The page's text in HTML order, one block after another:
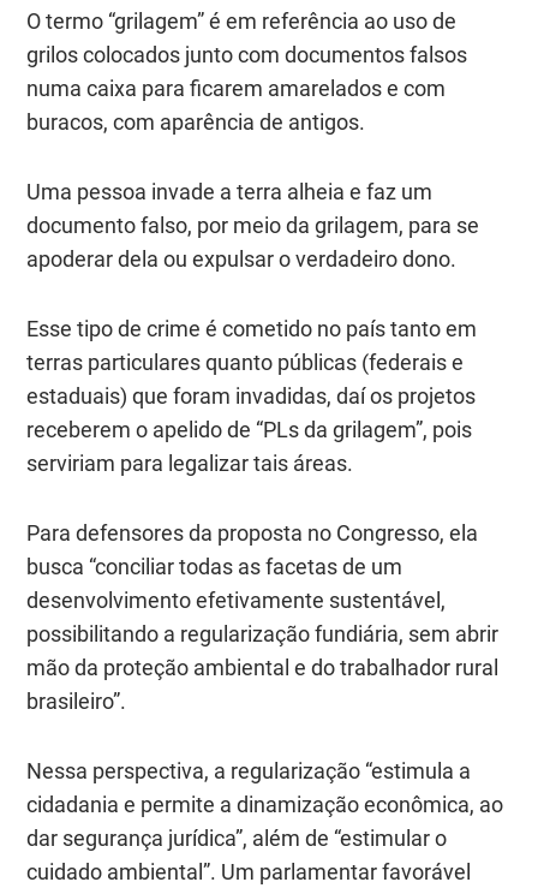
O termo “grilagem” é em referência ao uso de
grilos colocados junto com documentos falsos
numa caixa para ficarem amarelados e com
buracos, com aparência de antigos.
Uma pessoa invade a terra alheia e faz um
documento falso, por meio da grilagem, para se
apoderar dela ou expulsar o verdadeiro dono.
Esse tipo de crime é cometido no país tanto em
terras particulares quanto públicas (federais e
estaduais) que foram invadidas, daí os projetos
receberem o apelido de “PLs da grilagem”, pois
serviriam para legalizar tais áreas.
Para defensores da proposta no Congresso, ela
busca “conciliar todas as facetas de um
desenvolvimento efetivamente sustentável,
possibilitando a regularização fundiária, sem abrir
mão da proteção ambiental e do trabalhador rural
brasileiro”.
Nessa perspectiva, a regularização “estimula a
cidadania e permite a dinamização econômica, ao
dar segurança jurídica”, além de “estimular o
cuidado ambiental”. Um parlamentar favorável